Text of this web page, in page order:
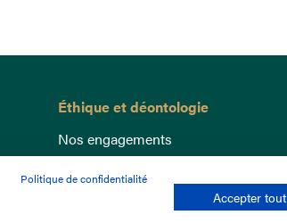
Éthique et déontologie
Nos engagements
Lutte anti-dopage
Bien être equin
Index Egalité Femmes-Hommes
Politique de confidentialité
Accepter tout